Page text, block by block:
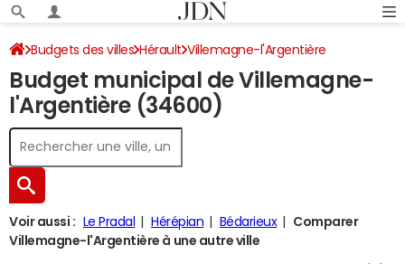
Budgets des villes Hérault Villemagne-l'Argentière
Budget 2024
Budget municipal de Villemagne-
l'Argentière (34600)
Voir aussi : Le Pradal Hérépian Bédarieux
Comparer
Villemagne-l'Argentière à une autre ville